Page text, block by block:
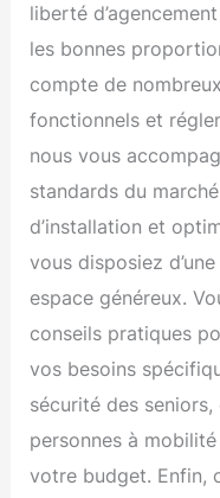
liberté
les bonnes
compte de
fonctionnels et
nous vous
standards du
d’installation et
vous disposiez
espace généreux.
conseils pratiques
vos besoins
sécurité des seniors,
personnes à
votre budget. Enfin,